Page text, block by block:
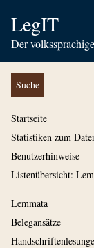
LegIT
Der
Suche
Startseite
Statistiken zum
Benutzerhinweise
Listenübersicht:
Lemmata
Belegansätze